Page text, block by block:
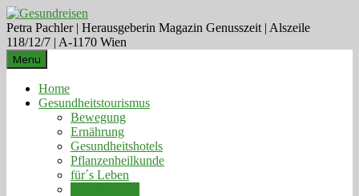
Petra Pachler | Herausgeberin Magazin Genusszeit | Alszeile
118/12/7 | A-1170 Wien
Menu
Home
Gesundheitstourismus
Bewegung
Ernährung
Gesundheitshotels
Pflanzenheilkunde
für´s Leben